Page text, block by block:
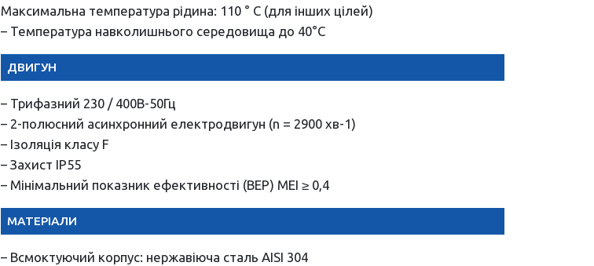
Максимальна температура рідина: 110 ° C (для інших цілей)
– Температура навколишнього середовища до 40°С
ДВИГУН
– Трифазний 230 / 400В-50Гц
– 2-полюсний асинхронний електродвигун (n = 2900 хв-1)
– Ізоляція класу F
– Захист IP55
– Мінімальний показник ефективності (BEP) MEI ≥ 0,4
МАТЕРІАЛИ
– Всмоктуючий корпус: нержавіюча сталь AISI 304